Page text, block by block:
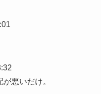
悪いだけ。